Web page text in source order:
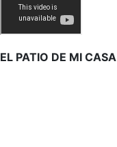
EL PATIO DE MI CASA